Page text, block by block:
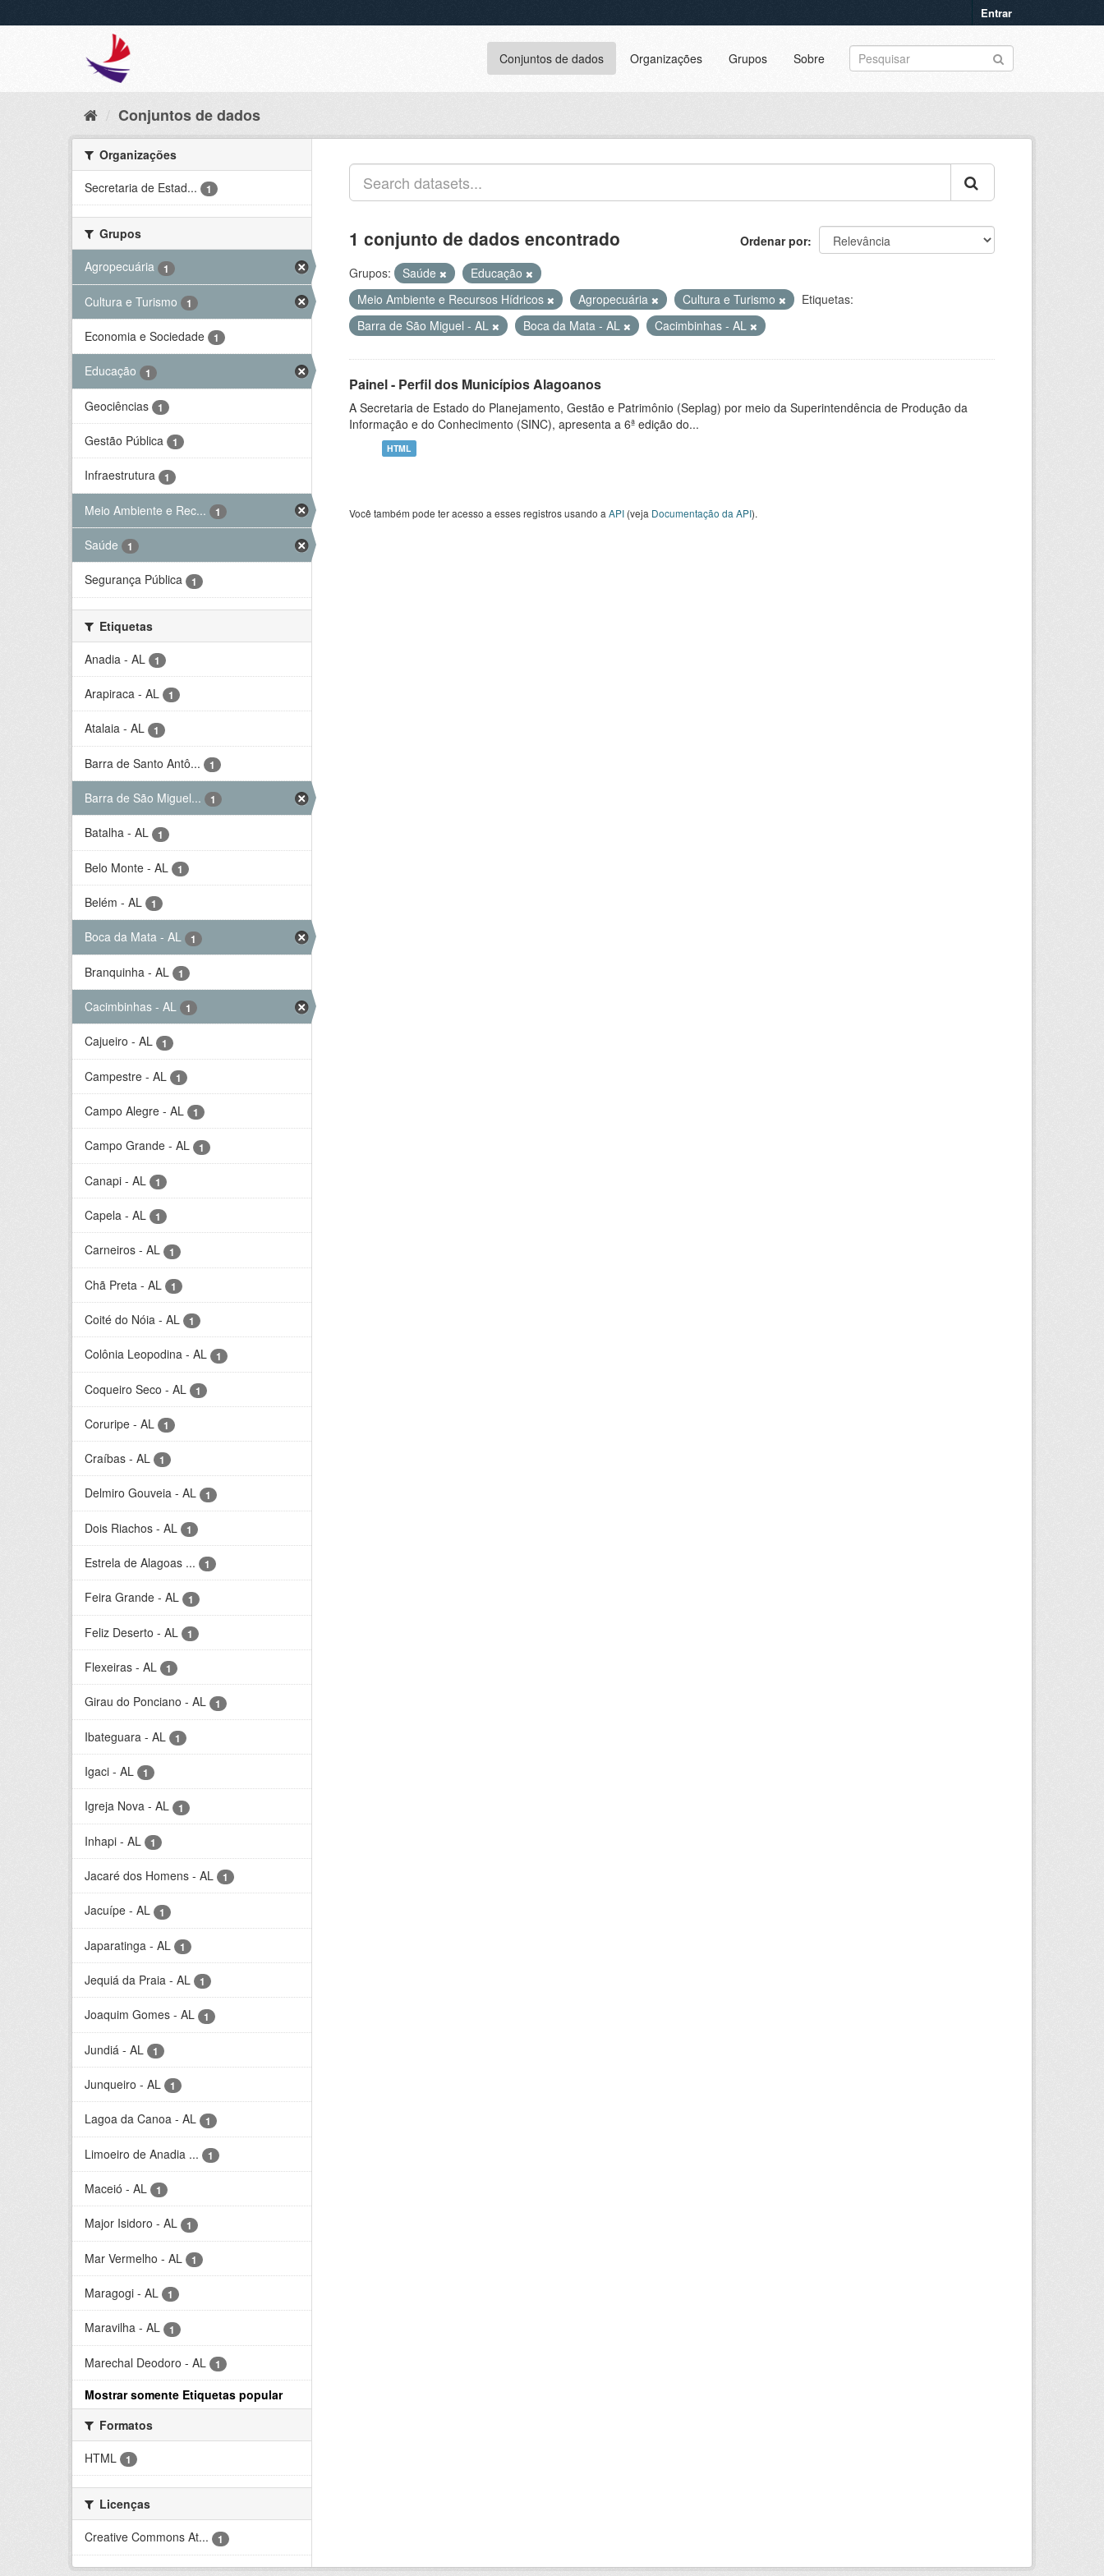
Entrar
Conjuntos de dados Organizações Grupos Sobre
Conjuntos de dados
Organizações
Secretaria de Estad...
1
Grupos
Agropecuária
1
Cultura e Turismo 1
Economia e Sociedade 1
Educação 1
Geociências 1
Gestão Pública 1
Infraestrutura 1
Meio Ambiente e Rec... 1
Saúde 1
Segurança Pública 1
Etiquetas
Anadia - AL
1
Arapiraca - AL 1
Atalaia - AL 1
Barra de Santo Antô... 1
Barra de São Miguel... 1
Batalha - AL 1
Belo Monte - AL 1
Belém - AL 1
Boca da Mata - AL 1
Branquinha - AL 1
Cacimbinhas - AL 1
Cajueiro - AL 1
Campestre - AL 1
Campo Alegre - AL 1
Campo Grande - AL 1
Canapi - AL 1
Capela - AL 1
Carneiros - AL 1
Chã Preta - AL 1
Coité do Nóia - AL 1
Colônia Leopodina - AL 1
Coqueiro Seco - AL 1
Coruripe - AL 1
Craíbas - AL 1
Delmiro Gouveia - AL 1
Dois Riachos - AL 1
Estrela de Alagoas ... 1
Feira Grande - AL 1
Feliz Deserto - AL 1
Flexeiras - AL 1
Girau do Ponciano - AL 1
Ibateguara - AL 1
Igaci - AL 1
Igreja Nova - AL 1
Inhapi - AL 1
Jacaré dos Homens - AL 1
Jacuípe - AL 1
Japaratinga - AL 1
Jequiá da Praia - AL 1
Joaquim Gomes - AL 1
Jundiá - AL 1
Junqueiro - AL 1
Lagoa da Canoa - AL 1
Limoeiro de Anadia ... 1
Maceió - AL 1
Major Isidoro - AL 1
Mar Vermelho - AL 1
Maragogi - AL 1
Maravilha - AL 1
Marechal Deodoro - AL 1
Mostrar somente Etiquetas popular
Formatos
HTML
1
Licenças
Creative Commons At...
1
Ordenar por
1 conjunto de dados encontrado
Grupos: Saúde
Educação
Meio Ambiente e Recursos Hídricos
Agropecuária Cultura e Turismo
Etiquetas:
Barra de São Miguel - AL
Boca da Mata - AL Cacimbinhas - AL
Painel - Perfil dos Municípios Alagoanos
A Secretaria de Estado do Planejamento, Gestão e Patrimônio (Seplag) por meio da Superintendência de Produção da
Informação e do Conhecimento (SINC), apresenta a 6ª edição do...
HTML
Você também pode ter acesso a esses registros usando a API (veja Documentação da API).